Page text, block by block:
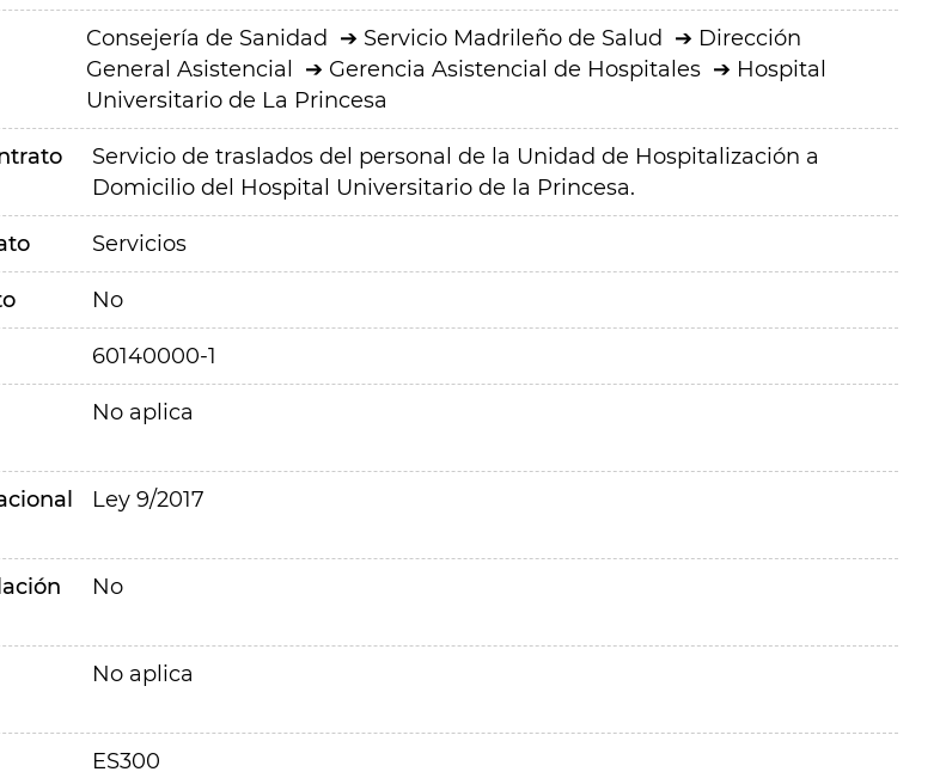
Consejería de Sanidad Servicio Madrileño de Salud
Dirección
General Asistencial
Gerencia Asistencial de Hospitales
Hospital
Universitario de La Princesa
Servicio de traslados del personal de la Unidad de Hospitalización a
Domicilio del Hospital Universitario de la Princesa.
Servicios
No
60140000-1
No aplica
Ley 9/2017
No
No aplica
ES300